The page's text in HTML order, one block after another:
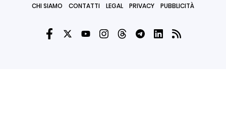
CHI SIAMO CONTATTI LEGAL PRIVACY PUBBLICITÀ